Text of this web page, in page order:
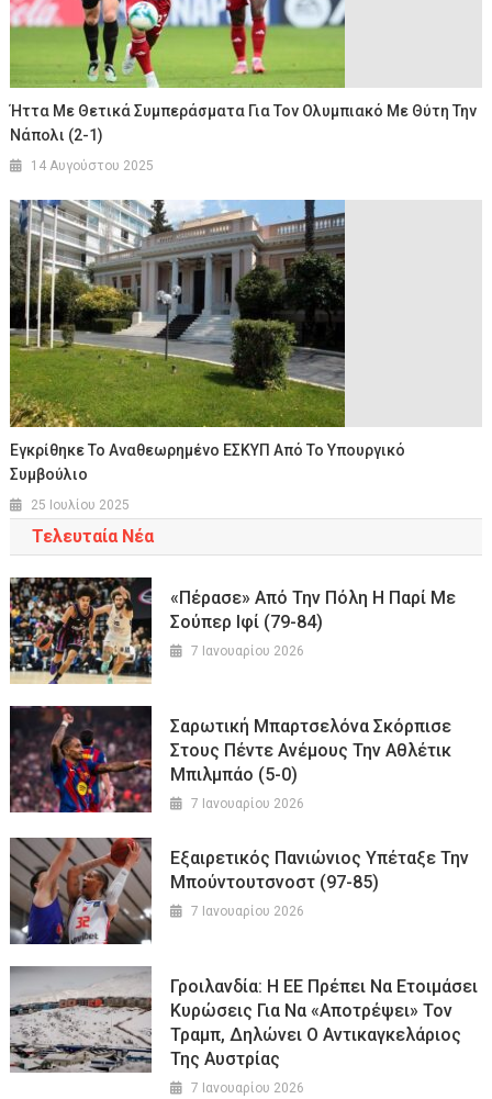
Ήττα Με Θετικά Συμπεράσματα Για Τον Ολυμπιακό Με Θύτη Την
Νάπολι (2-1)
14 Αυγούστου 2025
Εγκρίθηκε Το Αναθεωρημένο ΕΣΚΥΠ Από Το Υπουργικό
Συμβούλιο
25 Ιουλίου 2025
Τελευταία Νέα
«Πέρασε» Από Την Πόλη Η Παρί Με
Σούπερ Ιφί (79-84)
7 Ιανουαρίου 2026
Σαρωτική Μπαρτσελόνα Σκόρπισε
Στους Πέντε Ανέμους Την Αθλέτικ
Μπιλμπάο (5-0)
7 Ιανουαρίου 2026
Εξαιρετικός Πανιώνιος Υπέταξε Την
Μπούντουτσνοστ (97-85)
7 Ιανουαρίου 2026
Γροιλανδία: Η ΕΕ Πρέπει Να Ετοιμάσει
Κυρώσεις Για Να «αποτρέψει» Τον
Τραμπ, Δηλώνει Ο Αντικαγκελάριος
Της Αυστρίας
7 Ιανουαρίου 2026